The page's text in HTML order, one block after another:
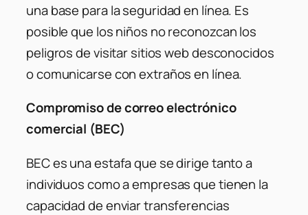
una base para la seguridad en línea. Es
posible que los niños no reconozcan los
peligros de visitar sitios web desconocidos
o comunicarse con extraños en línea.
Compromiso de correo electrónico
comercial (BEC)
BEC es una estafa que se dirige tanto a
individuos como a empresas que tienen la
capacidad de enviar transferencias